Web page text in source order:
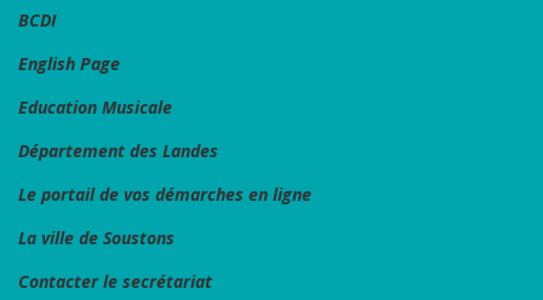
BCDI
English Page
Education Musicale
Département des Landes
Le portail de vos démarches en ligne
La ville de Soustons
Contacter le secrétariat